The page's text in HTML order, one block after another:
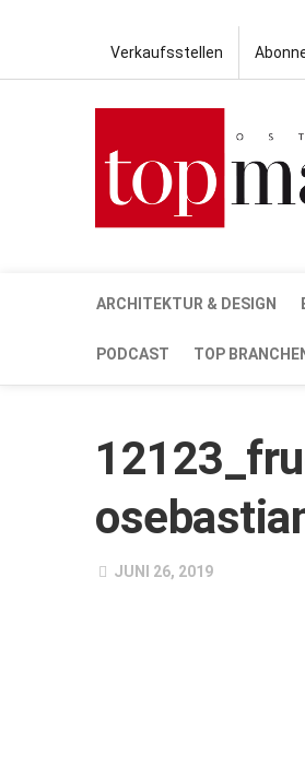
Verkaufsstellen
ARCHITEKTUR & DESIGN
PODCAST TOP
JUNI 26, 2019